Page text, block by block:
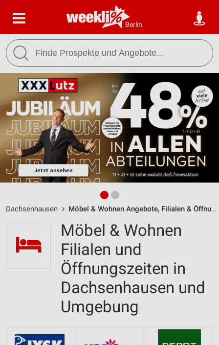
Berlin
Dachsenhausen Möbel & Wohnen Angebote, Filialen & Öffnungszeiten
Möbel & Wohnen
Filialen und
Öffnungszeiten in
Dachsenhausen und
Umgebung